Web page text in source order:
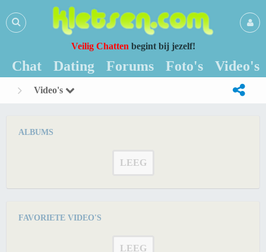
Veilig Chatten begint bij jezelf!
Chat Dating Forums Foto's Video's
Video's
ALBUMS
LEEG
FAVORIETE VIDEO'S
LEEG